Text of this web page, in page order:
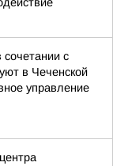
с
в Чеченской
управление